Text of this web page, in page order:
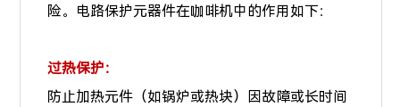
险。电路保护元器件在咖啡机中的作用如下：
过热保护：
防止加热元件（如锅炉或热块）因故障或长时间